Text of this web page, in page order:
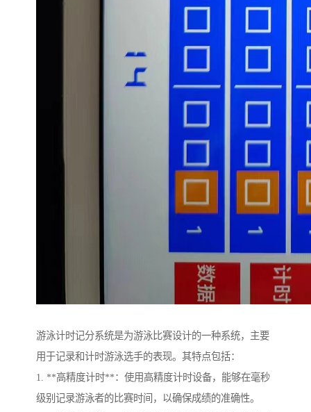
游泳计时记分系统是为游泳比赛设计的一种系统，主要
用于记录和计时游泳选手的表现。其特点包括：
1. **高精度计时**：使用高精度计时设备，能够在毫秒
级别记录游泳者的比赛时间，以确保成绩的准确性。